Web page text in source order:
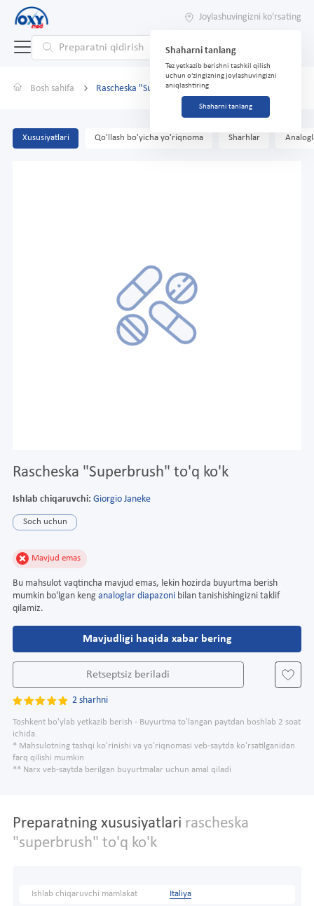
Joylashuvingizni ko'rsating
Shaharni tanlang
Tez yetkazib berishni tashkil qilish
uchun o'zingizning joylashuvingizni
aniqlashtiring
Shaharni tanlang
Bosh sahifa Rascheska "Superbrush" to'q ko'k
Xususiyatlari Qo'llash bo'yicha yo'riqnoma Sharhlar
Rascheska "Superbrush" to'q ko'k
Ishlab chiqaruvchi: Giorgio Janeke
Soch uchun
Mavjud emas
Bu mahsulot vaqtincha mavjud emas, lekin hozirda buyurtma berish
mumkin bo'lgan keng analoglar diapazoni bilan tanishishingizni taklif
qilamiz.
Mavjudligi haqida xabar bering
Retseptsiz beriladi
2 sharhni
Toshkent bo'ylab yetkazib berish - Buyurtma to'langan paytdan boshlab 2 soat
ichida.
* Mahsulotning tashqi ko'rinishi va yo'riqnomasi veb-saytda ko'rsatilganidan
farq qilishi mumkin
** Narx veb-saytda berilgan buyurtmalar uchun amal qiladi
Preparatning xususiyatlari rascheska
"superbrush" to'q ko'k
Ishlab chiqaruvchi mamlakat Italiya